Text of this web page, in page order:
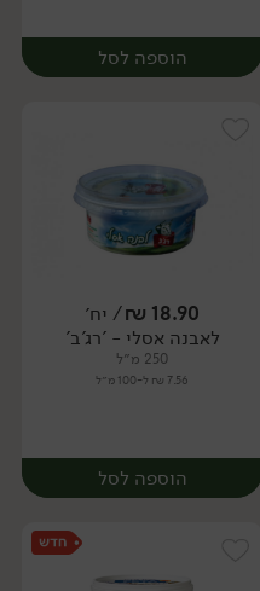
הוספה לסל
יח׳
18.90
₪/ יח׳
לאבנה אסלי - 'רג'ב'
250 מ״ל
7.56 ₪ ל-100 מ״ל
הוספה לסל